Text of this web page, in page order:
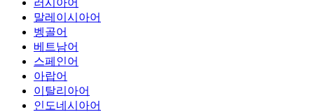
러시아어
말레이시아어
벵골어
베트남어
스페인어
아랍어
이탈리아어
인도네시아어